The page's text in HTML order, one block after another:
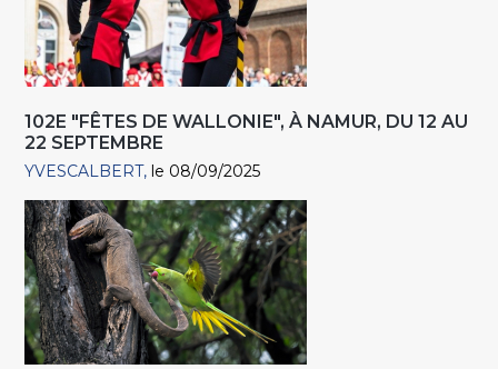
102E "FÊTES DE WALLONIE", À NAMUR, DU 12 AU
22 SEPTEMBRE
YVESCALBERT le 08/09/2025